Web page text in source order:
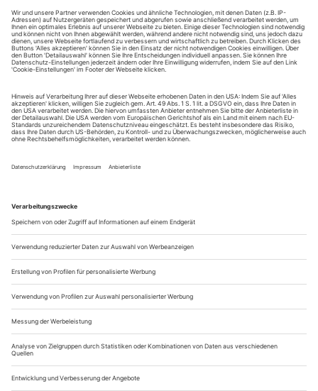
Sittenbild mit Löwe
Verdi: I due Foscari
Mailand / Teatro alla Scala
Der Untergang des Dogen Foscari sei eine Metapher für den
Verfall der Stadt Venedig – so ließ sich Regisseur Alvis
Hermanis über sein neuestes Projekt vernehmen. Interessantes
Konzept. Wenn sich da nicht eine historische Unstimmigkeit
eingeschlichen hätte: «I due Foscari» spielt im Jahre 1457. Zu
Pause machen? Kann ich nicht
Bis 2019 ist der Terminkalender schon voll. Und ZUBIN MEHTA,
am 29. April vor 80 Jahren in Bombay zur Welt gekommen, will das
auch nicht ändern. Weltweit lässt sich der Jubilar mit Fest­konzerten
feiern – und hat zusätzlich noch mal eben den neuen Münchner
«Maskenball» dirigiert
Einer Ihrer Kollegen sagte einmal, 79, 80, 81, das sei ihm
eigentlich egal.
Mir nicht. Am liebsten wäre mir 39, meinetwegen 49.